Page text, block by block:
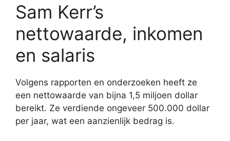
Sam Kerr’s
nettowaarde, inkomen
en salaris
Volgens rapporten en onderzoeken heeft ze
een nettowaarde van bijna 1,5 miljoen dollar
bereikt. Ze verdiende ongeveer 500.000 dollar
per jaar, wat een aanzienlijk bedrag is.